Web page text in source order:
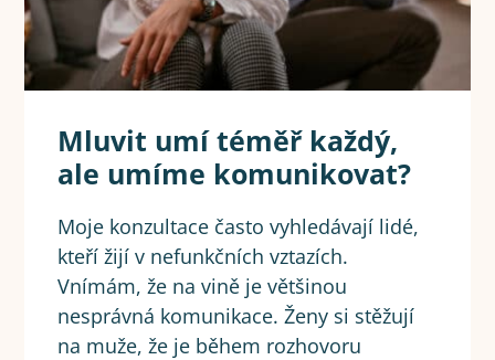
Mluvit umí téměř každý,
ale umíme komunikovat?
Moje konzultace často vyhledávají lidé,
kteří žijí v nefunkčních vztazích.
Vnímám, že na vině je většinou
nesprávná komunikace. Ženy si stěžují
na muže, že je během rozhovoru